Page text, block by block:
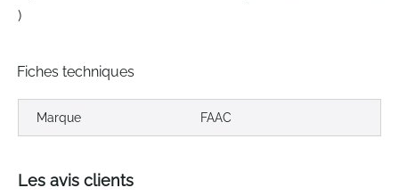
)
Fiches techniques
Marque FAAC
Les avis clients